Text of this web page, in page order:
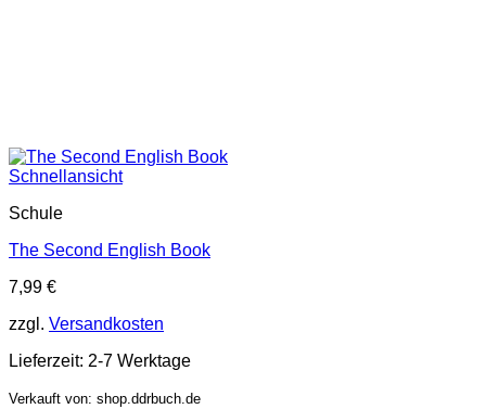
Schnellansicht
Schule
The Second English Book
7,99 €
zzgl. Versandkosten
Lieferzeit: 2-7 Werktage
Verkauft von: shop.ddrbuch.de